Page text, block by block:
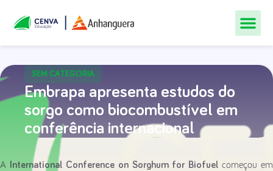
SEM CATEGORIA
Embrapa apresenta estudos do
sorgo como biocombustível em
conferência internacional
A International Conference on Sorghum for Biofuelcomeçou em